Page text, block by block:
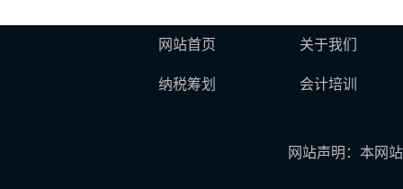
网站首页 关于我们
纳税筹划 会计培训
网站声明：本网